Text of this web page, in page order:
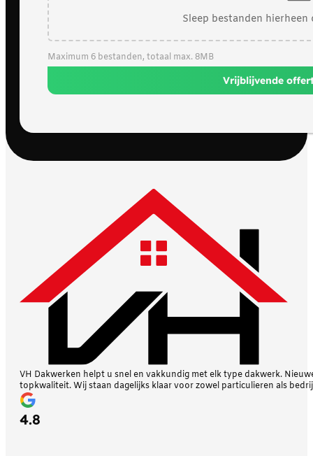
Sleep bestanden
Maximum 6 bestanden, totaal max. 8MB
Vrijblijvende
VH Dakwerken helpt u snel en vakkundig met elk type dakwerk.
topkwaliteit. Wij staan dagelijks klaar voor zowel particulieren als
4.8